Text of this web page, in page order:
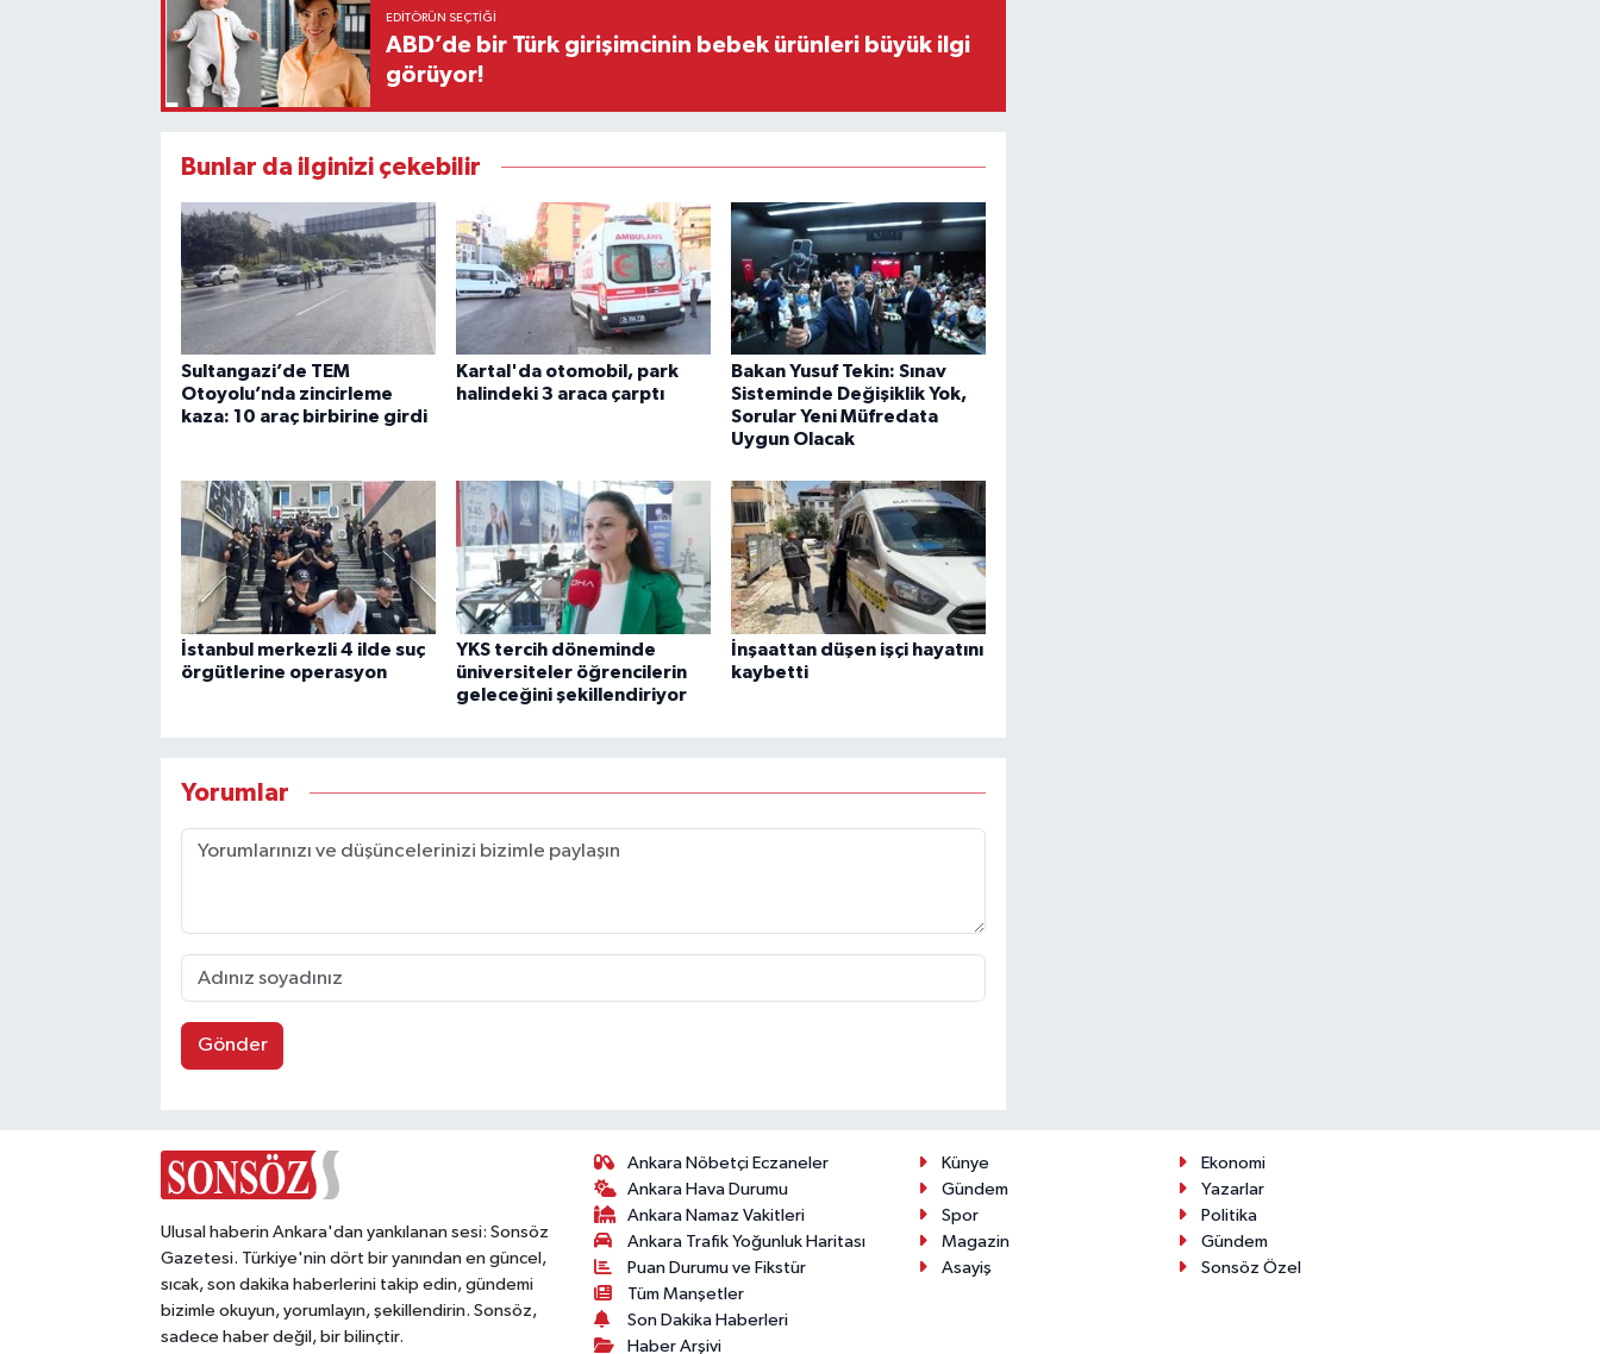
EDITÖRÜN SEÇTIĞI
ABD’de bir Türk girişimcinin bebek ürünleri büyük ilgi
görüyor!
Bunlar da ilginizi çekebilir
Sultangazi’de TEM
Otoyolu’nda zincirleme
kaza: 10 araç birbirine girdi
Kartal'da otomobil, park
halindeki 3 araca çarptı
Bakan Yusuf Tekin: Sınav
Sisteminde Değişiklik Yok,
Sorular Yeni Müfredata
Uygun Olacak
İstanbul merkezli 4 ilde suç
örgütlerine operasyon
YKS tercih döneminde
üniversiteler öğrencilerin
geleceğini şekillendiriyor
İnşaattan düşen işçi hayatını
kaybetti
Yorumlar
Gönder
Ulusal haberin Ankara'dan yankılanan sesi: Sonsöz
Gazetesi. Türkiye'nin dört bir yanından en güncel,
sıcak, son dakika haberlerini takip edin, gündemi
bizimle okuyun, yorumlayın, şekillendirin. Sonsöz,
sadece haber değil, bir bilinçtir.
Ankara Nöbetçi Eczaneler
Ankara Hava Durumu
Ankara Namaz Vakitleri
Ankara Trafik Yoğunluk Haritası
Puan Durumu ve Fikstür
Tüm Manşetler
Son Dakika Haberleri
Haber Arşivi
Künye
Ekonomi
Gündem
Yazarlar
Spor
Politika
Magazin
Gündem
Asayiş
Sonsöz Özel